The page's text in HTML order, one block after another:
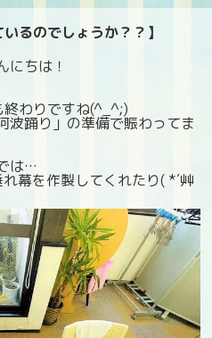
いるのでしょうか？？】
にちは！
わりですね(^_^;)
波踊り」の準備で賑わってま
は…
幕を作製してくれたり( *´艸